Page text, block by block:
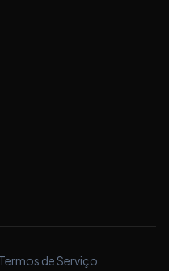
Termos de Serviço